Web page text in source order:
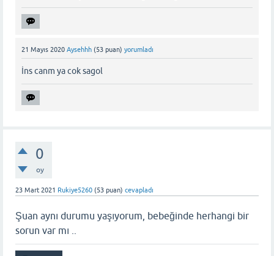
21 Mayıs 2020 Aysehhh (53 puan) yorumladı
İns canm ya cok sagol
0
oy
23 Mart 2021 Rukiye5260 (53 puan) cevapladı
Şuan aynı durumu yaşıyorum, bebeğinde herhangi bir
sorun var mı ..